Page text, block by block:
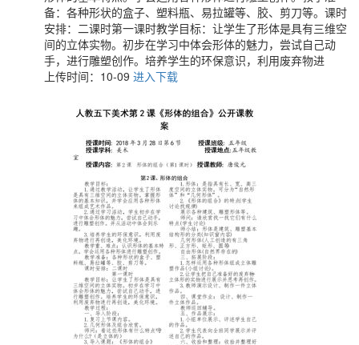
备：各种形状的盒子、塑料瓶、易拉罐等、胶、剪刀等。课时
安排：二课时第一课时教学目标：让学生了形体是具有三维空
间的立体实物。初步在学习中体会形体的魅力，尝试自己动
手，进行雕塑创作。培养学生的环保意识，利用废弃物进
上传时间：10-09 进入下载